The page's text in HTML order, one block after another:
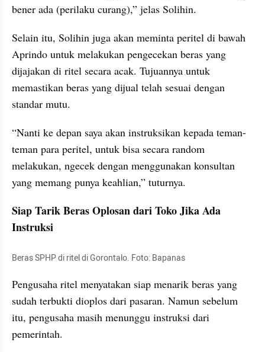
bener ada (perilaku curang),” jelas Solihin.
Selain itu, Solihin juga akan meminta peritel di bawah
Aprindo untuk melakukan pengecekan beras yang
dijajakan di ritel secara acak. Tujuannya untuk
memastikan beras yang dijual telah sesuai dengan
standar mutu.
“Nanti ke depan saya akan instruksikan kepada teman-
teman para peritel, untuk bisa secara random
melakukan, ngecek dengan menggunakan konsultan
yang memang punya keahlian,” tuturnya.
Siap Tarik Beras Oplosan dari Toko Jika Ada
Instruksi
Beras SPHP di ritel di Gorontalo. Foto: Bapanas
Pengusaha ritel menyatakan siap menarik beras yang
sudah terbukti dioplos dari pasaran. Namun sebelum
itu, pengusaha masih menunggu instruksi dari
pemerintah.